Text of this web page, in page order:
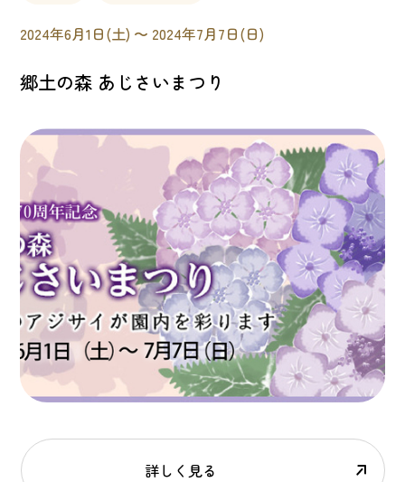
2024年6月1日(土) 〜 2024年7月7日(日)
郷土の森 あじさいまつり
詳しく見る